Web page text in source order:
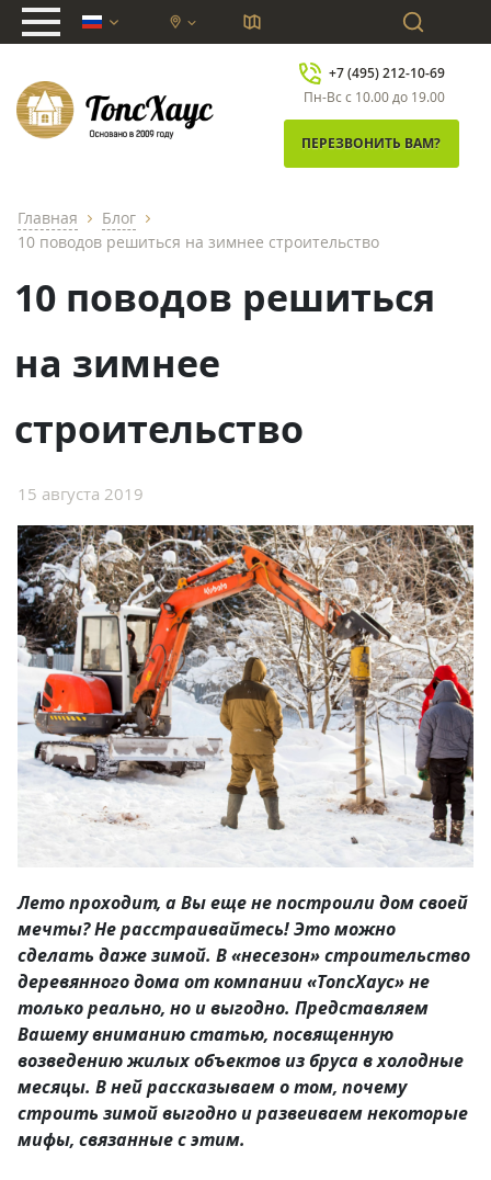
chevron_down
+7 (495) 212-10-69
Пн-Вс с 10.00 до 19.00
ПЕРЕЗВОНИТЬ ВАМ?
Главная chevron_right Блог chevron_right
10 поводов решиться на зимнее строительство
10 поводов решиться
на зимнее
строительство
15 августа 2019
Лето проходит, а Вы еще не построили дом своей
мечты? Не расстраивайтесь! Это можно
сделать даже зимой. В «несезон» строительство
деревянного дома от компании «ТопсХаус» не
только реально, но и выгодно. Представляем
Вашему вниманию статью, посвященную
возведению жилых объектов из бруса в холодные
месяцы. В ней рассказываем о том, почему
строить зимой выгодно и развеиваем некоторые
мифы, связанные с этим.